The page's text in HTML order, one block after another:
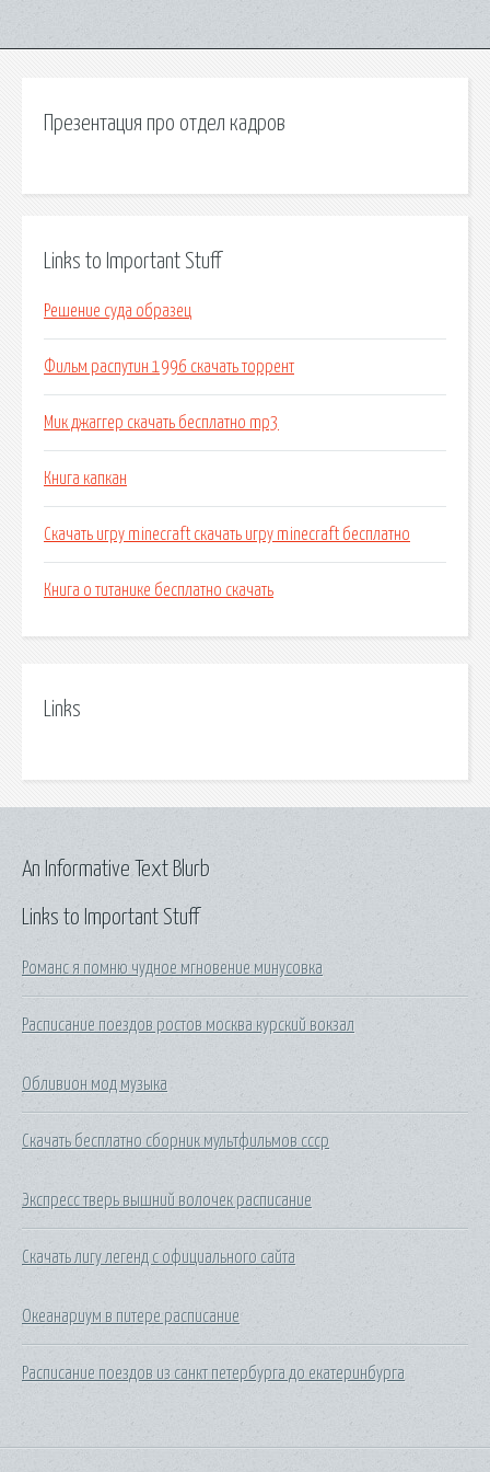
Презентация про отдел кадров
Links to Important Stuff
Решение суда образец
Фильм распутин 1996 скачать торрент
Мик джаггер скачать бесплатно mp3
Книга капкан
Скачать игру minecraft скачать игру minecraft бесплатно
Книга о титанике бесплатно скачать
Links
Links to Important Stuff
Романс я помню чудное мгновение минусовка
Расписание поездов ростов москва курский вокзал
Обливион мод музыка
Скачать бесплатно сборник мультфильмов ссср
Экспресс тверь вышний волочек расписание
Скачать лигу легенд с официального сайта
Океанариум в питере расписание
Расписание поездов из санкт петербурга до екатеринбурга
An Informative Text Blurb